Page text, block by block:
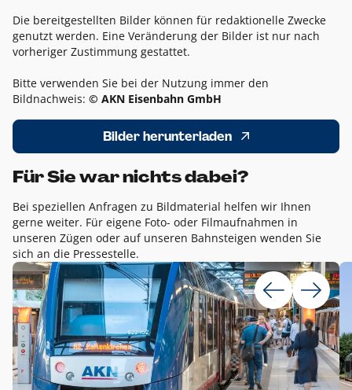
Die bereitgestellten Bilder können für redaktionelle Zwecke
genutzt werden. Eine Veränderung der Bilder ist nur nach
vorheriger Zustimmung gestattet.
Bitte verwenden Sie bei der Nutzung immer den
Bildnachweis: © AKN Eisenbahn GmbH
Bilder herunterladen
Für Sie war nichts dabei?
Bei speziellen Anfragen zu Bildmaterial helfen wir Ihnen
gerne weiter. Für eigene Foto- oder Filmaufnahmen in
unseren Zügen oder auf unseren Bahnsteigen wenden Sie
sich an die Pressestelle.